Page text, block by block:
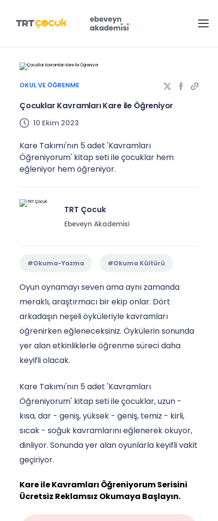
OKUL VE ÖĞRENME
Çocuklar Kavramları Kare ile Öğreniyor
10 Ekim 2023
Kare Takımı'nın 5 adet 'Kavramları
Öğreniyorum' kitap seti ile çocuklar hem
eğleniyor hem öğreniyor.
TRT Çocuk
Ebeveyn Akademisi
#Okuma-Yazma #Okuma Kültürü
Oyun oynamayı seven ama aynı zamanda
meraklı, araştırmacı bir ekip onlar. Dört
arkadaşın neşeli öyküleriyle kavramları
öğrenirken eğleneceksiniz. Öykülerin sonunda
yer alan etkinliklerle öğrenme süreci daha
keyifli olacak.
Kare Takımı'nın 5 adet 'Kavramları
Öğreniyorum' kitap seti ile çocuklar, uzun -
kısa, dar - geniş, yüksek - geniş, temiz - kirli,
sıcak - soğuk kavramlarını eğlenerek okuyor,
dinliyor. Sonunda yer alan oyunlarla keyifli vakit
geçiriyor.
Kare ile Kavramları Öğreniyorum Serisini
Ücretsiz Reklamsız Okumaya Başlayın.